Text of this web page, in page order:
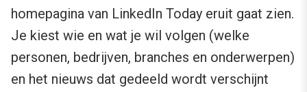
homepagina van LinkedIn Today eruit gaat zien.
Je kiest wie en wat je wil volgen (welke
personen, bedrijven, branches en onderwerpen)
en het nieuws dat gedeeld wordt verschijnt